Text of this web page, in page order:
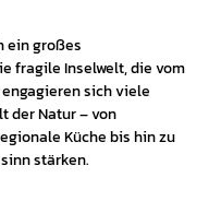
ein großes
fragile Inselwelt, die vom
sich viele
der Natur – von
Küche bis hin zu
stärken.